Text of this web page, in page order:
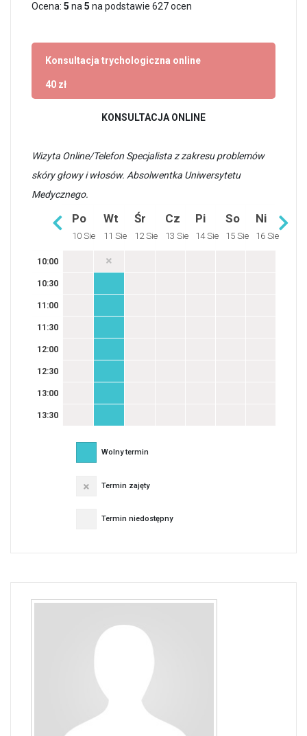
Ocena: 5 na5 na podstawie 627ocen
Konsultacja trychologiczna online
40 zł
KONSULTACJA ONLINE
Wizyta Online/Telefon Specjalista z zakresu problemów
skóry głowy i włosów. Absolwentka Uniwersytetu
Medycznego.
Po
10 Sie
Wt
11 Sie
Śr
12 Sie
Cz
13 Sie
Pi
14 Sie
So
15 Sie
Ni
16 Sie
10:00
10:30
11:00
11:30
12:00
12:30
13:00
13:30
Wolny termin
Termin zajęty
Termin niedostępny